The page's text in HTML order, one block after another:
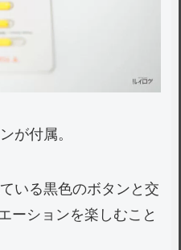
が付属。
いる黒色のボタンと交
ーションを楽しむこと